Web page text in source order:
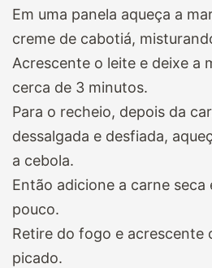
Em uma panela aqueça a
creme de cabotiá,
Acrescente o leite e deixe a
cerca de 3 minutos.
Para o recheio, depois da
dessalgada e desfiada,
a cebola.
Então adicione a carne seca
pouco.
Retire do fogo e acrescente
picado.